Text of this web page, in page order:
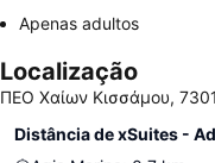
Apenas adultos
Localização
ΠΕΟ Χαίων Κισσάμου,
Distância de xSuites -